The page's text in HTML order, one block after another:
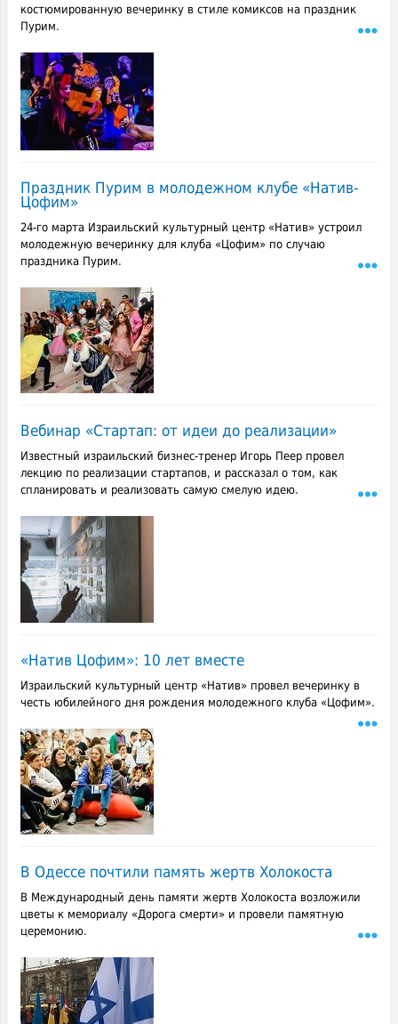
костюмированную вечеринку в стиле комиксов на праздник
Пурим.
Праздник Пурим в молодежном клубе «Натив-
Цофим»
24-го марта Израильский культурный центр «Натив» устроил
молодежную вечеринку для клуба «Цофим» по случаю
праздника Пурим.
Вебинар «Стартап: от идеи до реализации»
Известный израильский бизнес-тренер Игорь Пеер провел
лекцию по реализации стартапов, и рассказал о том, как
спланировать и реализовать самую смелую идею.
«Натив Цофим»: 10 лет вместе
Израильский культурный центр «Натив» провел вечеринку в
честь юбилейного дня рождения молодежного клуба «Цофим».
В Одессе почтили память жертв Холокоста
В Международный день памяти жертв Холокоста возложили
цветы к мемориалу «Дорога смерти» и провели памятную
церемонию.